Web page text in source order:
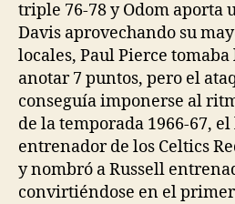
triple 76-78 y Odom aporta
Davis aprovechando su
locales, Paul Pierce
anotar 7 puntos, pero el
conseguía imponerse al
de la temporada 1966-67,
entrenador de los Celtics
y nombró a Russell
convirtiéndose en el